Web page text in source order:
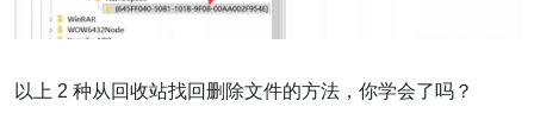
以上 2 种从回收站找回删除文件的方法，你学会了吗？